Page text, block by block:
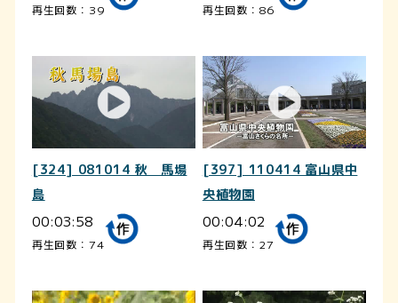
再生回数：39 再生回数：86
[324] 081014 秋 馬場
島
00:03:58
再生回数：74
[397] 110414 富山県中
央植物園
00:04:02
再生回数：27